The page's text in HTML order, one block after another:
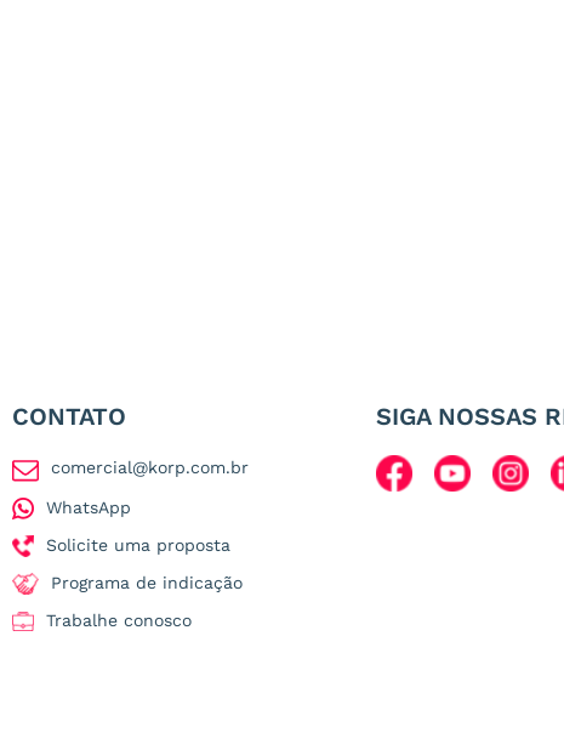
CONTATO
comercial@korp.com.br
WhatsApp
Solicite uma proposta
Programa de indicação
Trabalhe conosco
SIGA NOSSAS